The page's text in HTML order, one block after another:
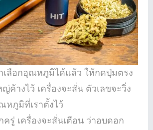
เลือกอุณหภูมิได้แล้ว ให้กดปุ่มตรง
ญ่ค้างไว้ เครื่องจะสั่น ตัวเลขจะวิ่ง
หภูมิที่เราตั้งไว้
ครู่ เครื่องจะสั่นเตือน ว่าอบดอก